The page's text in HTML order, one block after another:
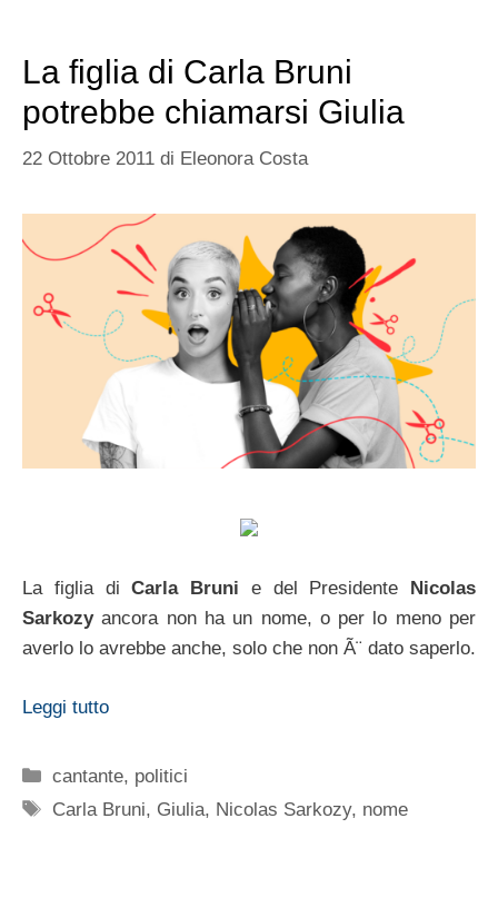
La figlia di Carla Bruni
potrebbe chiamarsi Giulia
22 Ottobre 2011 di Eleonora Costa
La figlia diCarla Bruni e del Presidente
Nicolas
Sarkozyancora non ha un nome, o per lo meno per
averlo lo avrebbe anche, solo che non Ã¨ dato saperlo.
Leggi tutto
Categorie
cantante, politici
Tag
Carla Bruni, Giulia, Nicolas Sarkozy, nome